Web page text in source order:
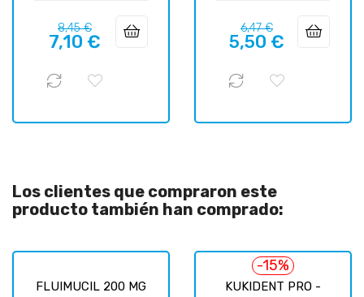
Precio
regular
8,45 €Precio
7,10 €
Precio
regular
6,47 €Precio
5,50 €
Los clientes que compraron este
producto también han comprado:
FLUIMUCIL 200 MG
KUKIDENT PRO -
-15%